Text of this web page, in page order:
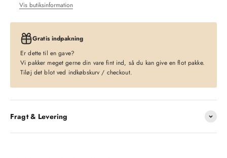
Vis butiksinformation
Gratis indpakning
Er dette til en gave?
Vi pakker meget gerne din vare fint ind, så du kan give en flot pakke.
Tiløj det blot ved indkøbskurv / checkout.
Fragt & Levering